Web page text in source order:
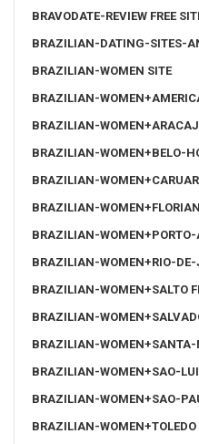
BRAVODATE-REVIEW FREE
BRAZILIAN-DATING-SITES-
BRAZILIAN-WOMEN SITE
BRAZILIAN-
BRAZILIAN-
BRAZILIAN-WOMEN+BELO-
BRAZILIAN-
BRAZILIAN-
BRAZILIAN-WOMEN+PORTO-
BRAZILIAN-WOMEN+RIO-DE-
BRAZILIAN-WOMEN+SALTO
BRAZILIAN-
BRAZILIAN-WOMEN+SANTA-
BRAZILIAN-WOMEN+SAO-
BRAZILIAN-WOMEN+SAO-
BRAZILIAN-WOMEN+TOLEDO